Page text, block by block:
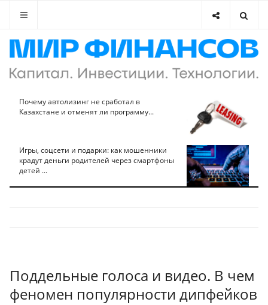
Почему автолизинг не сработал в
Казахстане и отменят ли программу...
Игры, соцсети и подарки: как мошенники
крадут деньги родителей через смартфоны
детей ...
Поддельные голоса и видео. В чем
феномен популярности дипфейков